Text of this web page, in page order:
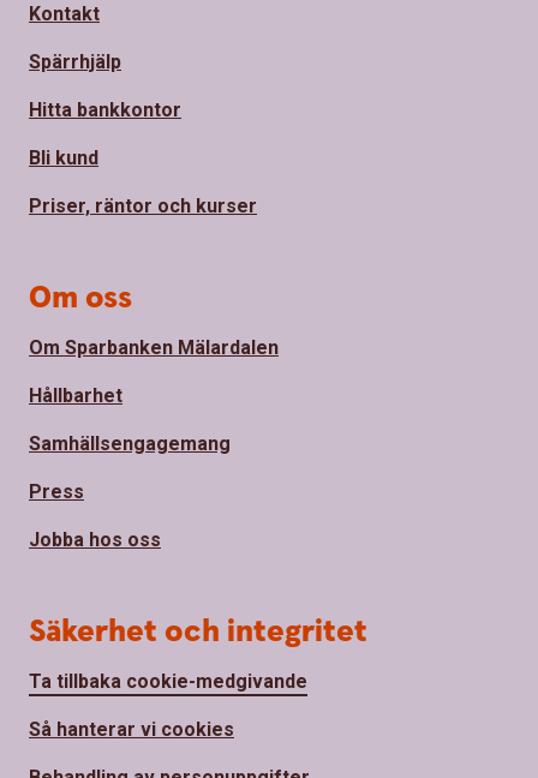
Kontakt
Spärrhjälp
Hitta bankkontor
Bli kund
Priser, räntor och kurser
Om oss
Om Sparbanken Mälardalen
Hållbarhet
Samhällsengagemang
Press
Jobba hos oss
Säkerhet och integritet
Ta tillbaka cookie-medgivande
Så hanterar vi cookies